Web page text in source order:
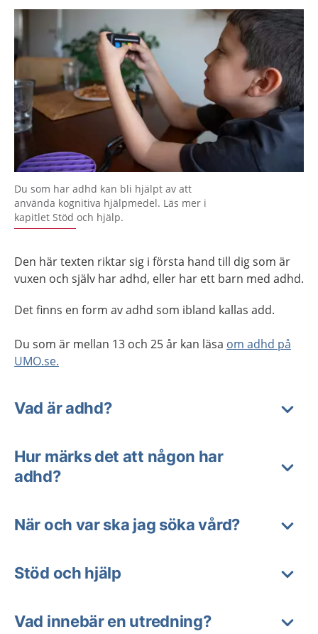
Du som har adhd kan bli hjälpt av att
använda kognitiva hjälpmedel. Läs mer i
kapitlet Stöd och hjälp.
Den här texten riktar sig i första hand till dig som är
vuxen och själv har adhd, eller har ett barn med adhd.
Det finns en form av adhd som ibland kallas add.
Du som är mellan 13 och 25 år kan läsa om adhd på
UMO.se.
Vad är adhd?
Hur märks det att någon har
adhd?
När och var ska jag söka vård?
Stöd och hjälp
Vad innebär en utredning?